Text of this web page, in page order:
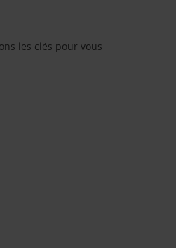
les clés pour vous